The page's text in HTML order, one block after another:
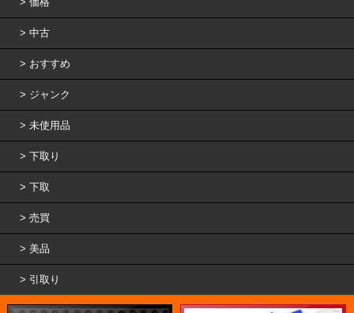
中古
おすすめ
ジャンク
未使用品
下取り
下取
売買
美品
引取り